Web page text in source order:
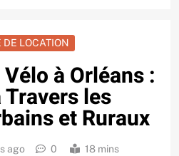
DE LOCATION
à Orléans :
Travers les
et Ruraux
ago 0 18 mins